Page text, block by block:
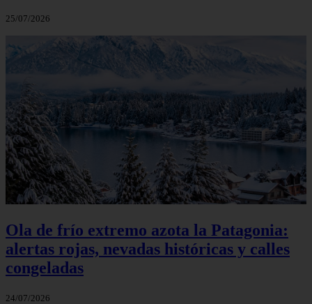
25/07/2026
Ola de frío extremo azota la Patagonia:
alertas rojas, nevadas históricas y calles
congeladas
24/07/2026